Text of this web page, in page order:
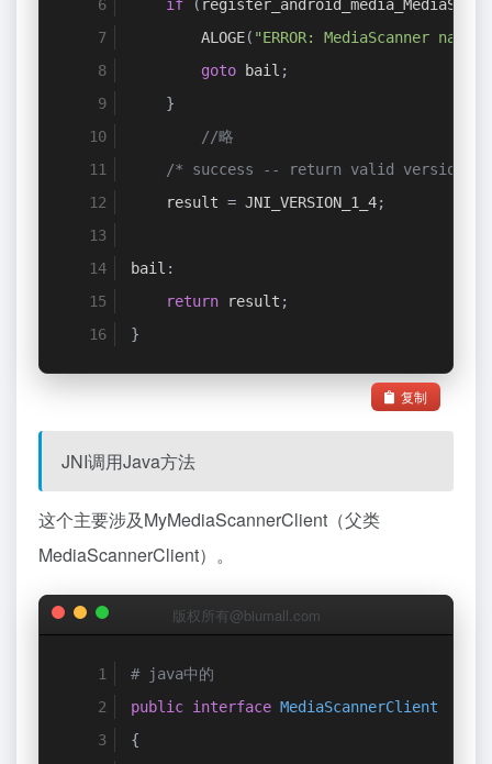
if
(
        ALOGE
( "ERROR: MediaScanner
goto bail ;
}
//略
/* success -- return valid version
    result
= JNI_VERSION_1_4;
bail :
return result ;
}
复制
JNI调用Java方法
这个主要涉及MyMediaScannerClient（父类
MediaScannerClient）。
版权所有@biumall.com
# java中的
public interface MediaScannerClient
{